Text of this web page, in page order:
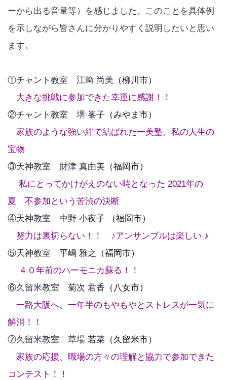
ーから出る音量等）を感じました。このことを具体例
を示しながら皆さんに分かりやすく説明したいと思い
ます。
①チャント教室 江﨑 尚美 （柳川市）
大きな挑戦に参加できた幸運に感謝！！
②チャント教室 堺 峯子 （みやま市）
家族のような強い絆で結ばれた一美塾、私の人生の
宝物
③天神教室 財津 真由美 （福岡市）
私にとってかけがえのない時となった 2021年の
夏 不参加という苦渋の決断
④天神教室 中野 小夜子 （福岡市）
努力は裏切らない！！ ♪アンサンブルは楽しい ♪
⑤天神教室 平嶋 雅之
（福岡市）
４０年前のハーモニカ蘇る！！
⑥久留米教室 菊次 君香 （八女市）
一路大阪へ、一年半のもやもやとストレスが一気に
解消！！
⑦久留米教室 草場 若菜 （久留米市）
家族の応援、職場の方々の理解と協力で参加できた
コンテスト！！